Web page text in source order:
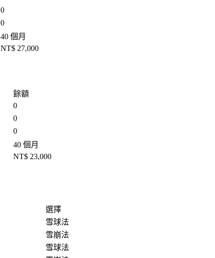
0
0
40 個月
NT$ 27,000
餘額
0
0
0
40 個月
NT$ 23,000
選擇
雪球法
雪崩法
雪球法